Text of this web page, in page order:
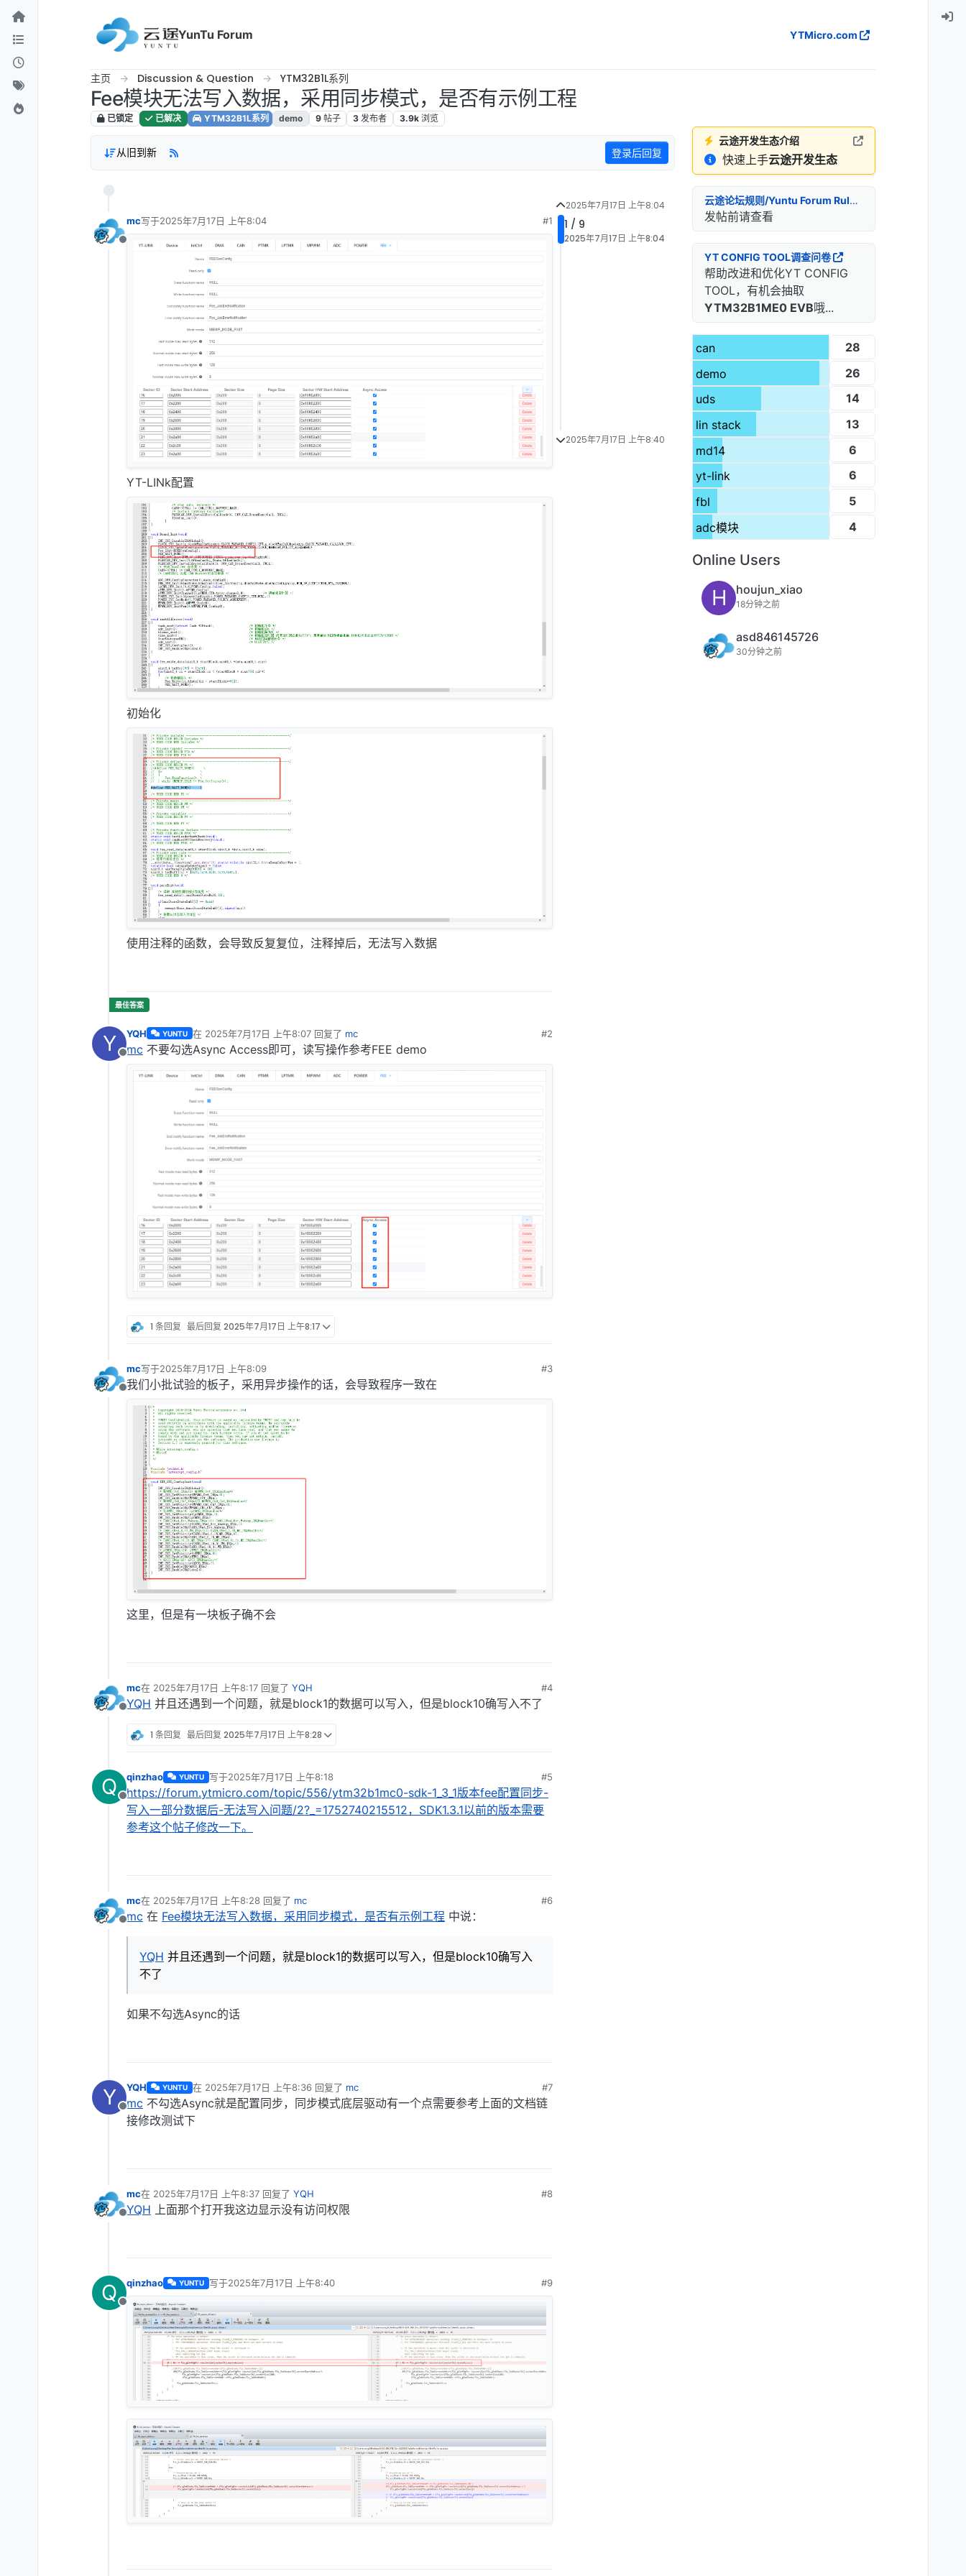
跳转至内容
YunTu Forum
YTMicro.com
主页 Discussion & Question YTM32B1L系列
Fee模块无法写入数据，采用同步模式，是否有示例工程
已锁定 已解决 YTM32B1L系列 demo 9 帖子 3 发布者 3.9k 浏览
从旧到新 登录后回复
离线
mc写于2025年7月17日 上午8:04
最后由 编辑
#1
YT-LINk配置
初始化
使用注释的函数，会导致反复复位，注释掉后，无法写入数据
Y
离线
YQH YUNTU 在 2025年7月17日 上午8:07回复了 mc
最后由 编辑
#2
mc 不要勾选Async Access即可，读写操作参考FEE demo
1 条回复 最后回复 2025年7月17日 上午8:17
离线
mc写于2025年7月17日 上午8:09
最后由 编辑
#3
我们小批试验的板子，采用异步操作的话，会导致程序一致在
这里，但是有一块板子确不会
离线
mc在 2025年7月17日 上午8:17 回复了 YQH
最后由 编辑
#4
YQH 并且还遇到一个问题，就是block1的数据可以写入，但是block10确写入不了
1 条回复 最后回复 2025年7月17日 上午8:28
Q
离线
qinzhao YUNTU 写于2025年7月17日 上午8:18
最后由 编辑
#5
https://forum.ytmicro.com/topic/556/ytm32b1mc0-sdk-1_3_1版本fee配置同步-
写入一部分数据后-无法写入问题/2?_=1752740215512，SDK1.3.1以前的版本需要
参考这个帖子修改一下。
离线
mc在 2025年7月17日 上午8:28 回复了 mc
最后由 编辑
#6
mc 在 Fee模块无法写入数据，采用同步模式，是否有示例工程 中说：
YQH 并且还遇到一个问题，就是block1的数据可以写入，但是block10确写入
不了
如果不勾选Async的话
Y
离线
YQH YUNTU 在 2025年7月17日 上午8:36回复了 mc
最后由 编辑
#7
mc 不勾选Async就是配置同步，同步模式底层驱动有一个点需要参考上面的文档链
接修改测试下
离线
mc在 2025年7月17日 上午8:37 回复了 YQH
最后由 编辑
#8
YQH 上面那个打开我这边显示没有访问权限
Q
离线
qinzhao YUNTU 写于2025年7月17日 上午8:40
最后由 编辑
#9
2025年7月17日 上午8:04
1 / 9
2025年7月17日 上午8:04
2025年7月17日 上午8:40
云途开发生态介绍
快速上手云途开发生态
云途论坛规则/Yuntu Forum Rules
发帖前请查看
YT CONFIG TOOL调查问卷
帮助改进和优化YT CONFIG
TOOL，有机会抽取
YTM32B1ME0 EVB哦...
can
28
demo
26
uds
14
lin stack
13
md14
6
yt-link
6
fbl
5
adc模块
4
Online Users
H houjun_xiao
18分钟之前
asd846145726
30分钟之前